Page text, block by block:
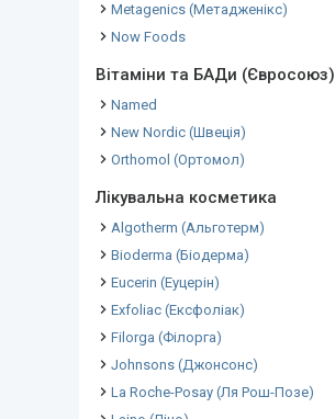
Metagenics (Метадженікс)
Now Foods
Вітаміни та БАДи (Євросоюз)
Named
New Nordic (Швеція)
Orthomol (Ортомол)
Лікувальна косметика
Algotherm (Альготерм)
Bioderma (Біодерма)
Eucerin (Еуцерін)
Exfoliac (Ексфоліак)
Filorga (Філорга)
Johnsons (Джонсонс)
La Roche-Posay (Ля Рош-Позе)